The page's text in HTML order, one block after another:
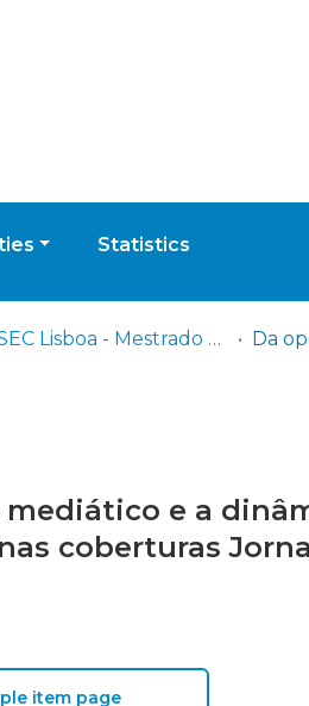
Statistics
ISEC Lisboa - Mestrado em Riscos e Proteção Civil
e a
coberturas
item page